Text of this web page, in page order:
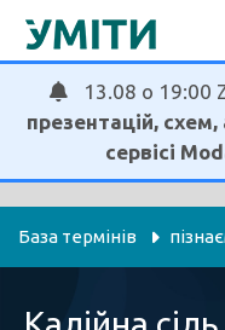
Перейти
13.08 о 19:00
презентацій, схем,
сервісі
База термінів